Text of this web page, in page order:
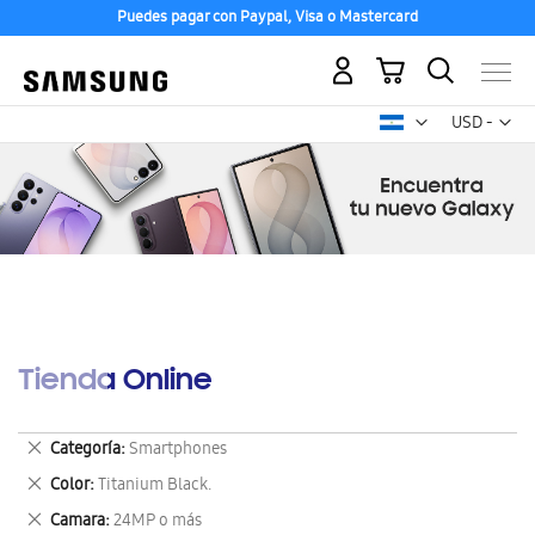
Puedes pagar con Paypal, Visa o Mastercard
USD -
dólar
Mi carrito
Tienda Online
Categoría Smartphones
Eliminar
este
artículo
Color Titanium Black.
Eliminar
este
Camara 24MP o más
Eliminar